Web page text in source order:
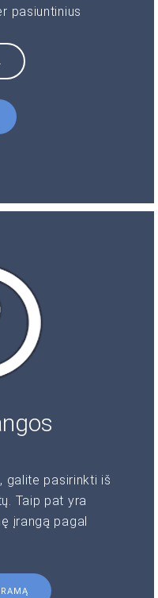
pasiuntinius
galite pasirinkti iš
Taip pat yra
įrangą pagal